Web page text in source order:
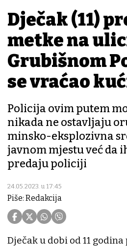
Dječak (11)
metke na
Grubišnom
se vraćao
Policija ovim putem
nikada ne ostavljaju
minsko-eksplozivna
javnom mjestu već da
predaju policiji
24.05.2023. u 17:45
Piše: Redakcija
Dječak u dobi od 11